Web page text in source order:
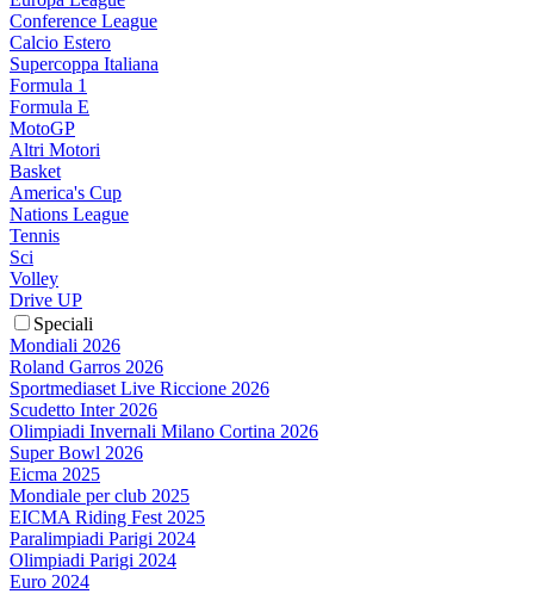
Conference League
Calcio Estero
Supercoppa Italiana
Formula 1
Formula E
MotoGP
Altri Motori
Basket
America's Cup
Nations League
Tennis
Sci
Volley
Drive UP
Speciali
Mondiali 2026
Roland Garros 2026
Sportmediaset Live Riccione 2026
Scudetto Inter 2026
Olimpiadi Invernali Milano Cortina 2026
Super Bowl 2026
Eicma 2025
Mondiale per club 2025
EICMA Riding Fest 2025
Paralimpiadi Parigi 2024
Olimpiadi Parigi 2024
Euro 2024